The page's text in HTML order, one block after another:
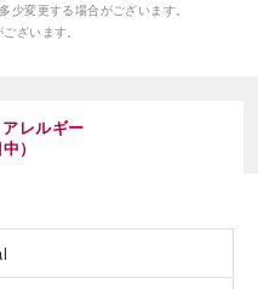
変更する場合がございます。
ざいます。
レルギー
）
Overseas shops